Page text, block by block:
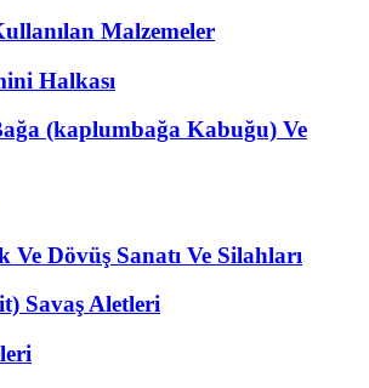
Malzemeler
Halkası
(kaplumbağa Kabuğu) Ve
Dövüş Sanatı Ve Silahları
Savaş Aletleri